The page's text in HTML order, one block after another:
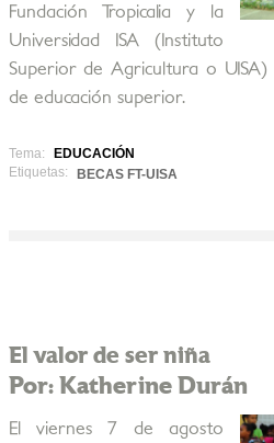
Fundación Tropicalia y la
Universidad ISA (Instituto
Superior de Agricultura o
de educación superior.
Tema:
EDUCACIÓN
Etiquetas:
BECAS FT-UISA
El valor de ser niña
Por: Katherine Durán
El viernes 7 de agosto